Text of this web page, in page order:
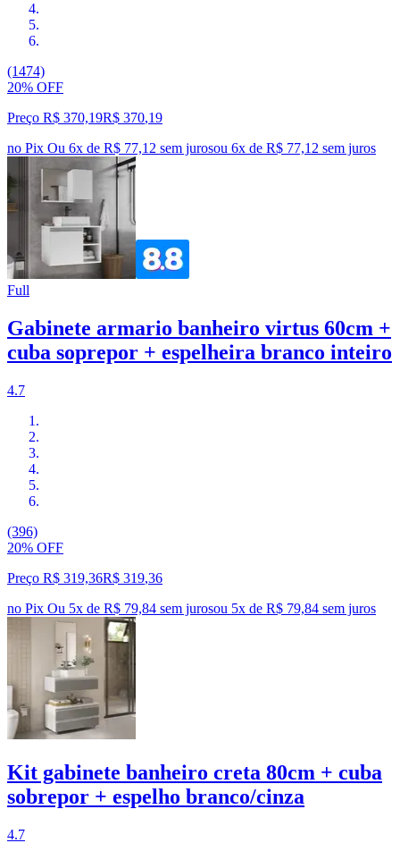
(1474)
20% OFF
Preço R$ 370,19R$ 370,19
no Pix Ou 6x de R$ 77,12 sem jurosou 6x de R$ 77,12 sem juros
Full
Gabinete armario banheiro virtus 60cm +
cuba soprepor + espelheira branco inteiro
4.7
(396)
20% OFF
Preço R$ 319,36R$ 319,36
no Pix Ou 5x de R$ 79,84 sem jurosou 5x de R$ 79,84 sem juros
Kit gabinete banheiro creta 80cm + cuba
sobrepor + espelho branco/cinza
4.7